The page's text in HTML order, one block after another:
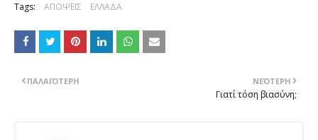
Tags: ΑΠΟΨΕΙΣ ΕΛΛΑΔΑ
ΝΕΌΤΕΡΗ
Γιατί τόση βιασύνη;
ΠΑΛΑΙΌΤΕΡΗ